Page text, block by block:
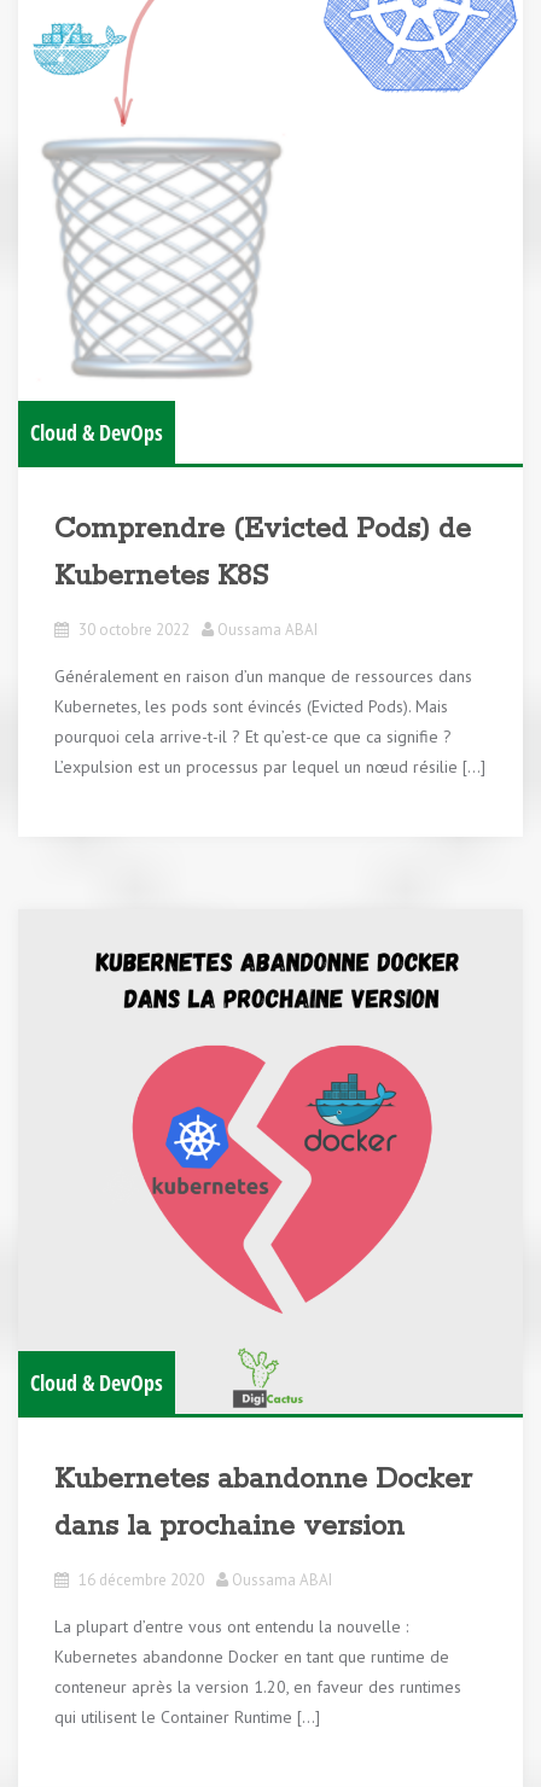
Cloud & DevOps
Comprendre (Evicted Pods) de
Kubernetes K8S
30 octobre 2022 Oussama ABAI
Généralement en raison d’un manque de ressources dans
Kubernetes, les pods sont évincés (Evicted Pods). Mais
pourquoi cela arrive-t-il ? Et qu’est-ce que ca signifie ?
L’expulsion est un processus par lequel un nœud résilie […]
Cloud & DevOps
Kubernetes abandonne Docker
dans la prochaine version
16 décembre 2020 Oussama ABAI
La plupart d’entre vous ont entendu la nouvelle :
Kubernetes abandonne Docker en tant que runtime de
conteneur après la version 1.20, en faveur des runtimes
qui utilisent le Container Runtime […]